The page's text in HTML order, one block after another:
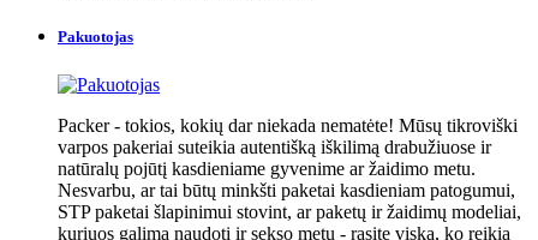
Pakuotojas
Packer - tokios, kokių dar niekada nematėte! Mūsų tikroviški
varpos pakeriai suteikia autentišką iškilimą drabužiuose ir
natūralų pojūtį kasdieniame gyvenime ar žaidimo metu.
Nesvarbu, ar tai būtų minkšti paketai kasdieniam patogumui,
STP paketai šlapinimui stovint, ar paketų ir žaidimų modeliai,
kuriuos galima naudoti ir sekso metu - rasite viską, ko reikia